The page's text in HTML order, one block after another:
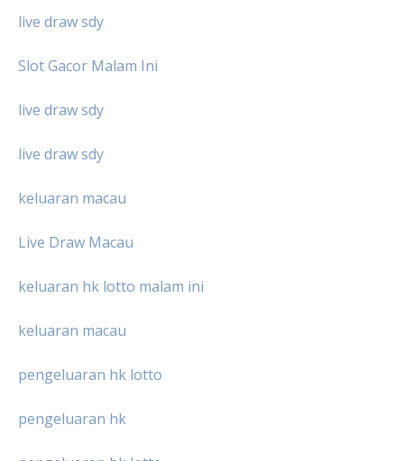
live draw sdy
Slot Gacor Malam Ini
live draw sdy
live draw sdy
keluaran macau
Live Draw Macau
keluaran hk lotto malam ini
keluaran macau
pengeluaran hk lotto
pengeluaran hk